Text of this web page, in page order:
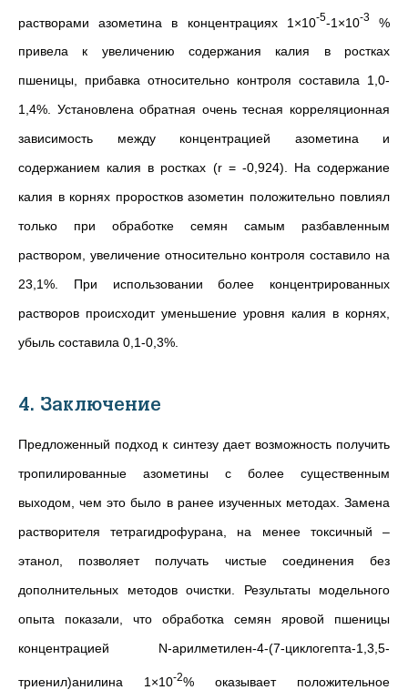
растворами азометина в концентрациях 1×10-5-1×10-3%
привела к увеличению содержания калия в ростках
пшеницы, прибавка относительно контроля составила 1,0-
1,4%. Установлена обратная очень тесная корреляционная
зависимость между концентрацией азометина и
содержанием калия в ростках (r = -0,924). На содержание
калия в корнях проростков азометин положительно повлиял
только при обработке семян самым разбавленным
раствором, увеличение относительно контроля составило на
23,1%. При использовании более концентрированных
растворов происходит уменьшение уровня калия в корнях,
убыль составила 0,1-0,3%.
4. Заключение
Предложенный подход к синтезу дает возможность получить
тропилированные азометины с более существенным
выходом, чем это было в ранее изученных методах. Замена
растворителя тетрагидрофурана, на менее токсичный –
этанол, позволяет получать чистые соединения без
дополнительных методов очистки. Результаты модельного
опыта показали, что обработка семян яровой пшеницы
концентрацией N-арилметилен-4-(7-циклогепта-1,3,5-
триенил)анилина 1×10-2% оказывает положительное